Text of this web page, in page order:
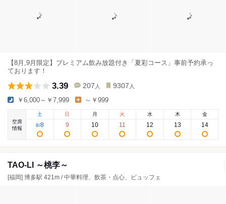
【8月,9月限定】プレミアム飲み放題付き「夏彩コース」事前予約承っ
ております！
3.39 207 人 9307 人
￥6,000～￥7,999 ～￥999
空席
情報
土
8/8
日
9
月
10
火
11
水
12
木
13
金
14
TAO-LI ～桃李～
[福岡] 博多駅 421m / 中華料理、飲茶・点心、ビュッフェ